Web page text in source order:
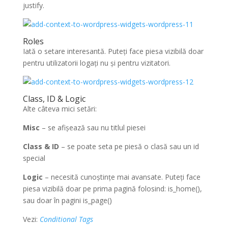
justify.
Roles
Iată o setare interesantă. Puteți face piesa vizibilă doar
pentru utilizatorii logați nu și pentru vizitatori.
Class, ID & Logic
Alte câteva mici setări:
Misc – se afișează sau nu titlul piesei
Class & ID – se poate seta pe piesă o clasă sau un id
special
Logic – necesită cunoștințe mai avansate. Puteți face
piesa vizibilă doar pe prima pagină folosind: is_home(),
sau doar în pagini is_page()
Vezi: Conditional Tags